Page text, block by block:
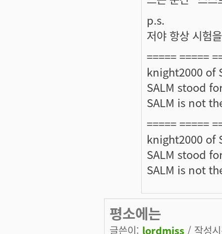
p.s.
저야 항상 시험
===== =====
knight2000 of
SALM stood
SALM is not
===== =====
knight2000 of
SALM stood
SALM is not
평소에는
글쓴이: lordmiss / 작성